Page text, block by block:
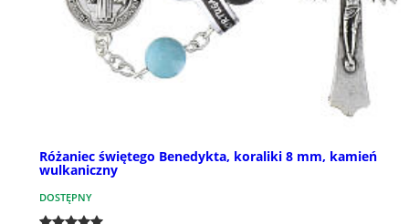
Różaniec świętego Benedykta, koraliki 8 mm, kamień
wulkaniczny
DOSTĘPNY